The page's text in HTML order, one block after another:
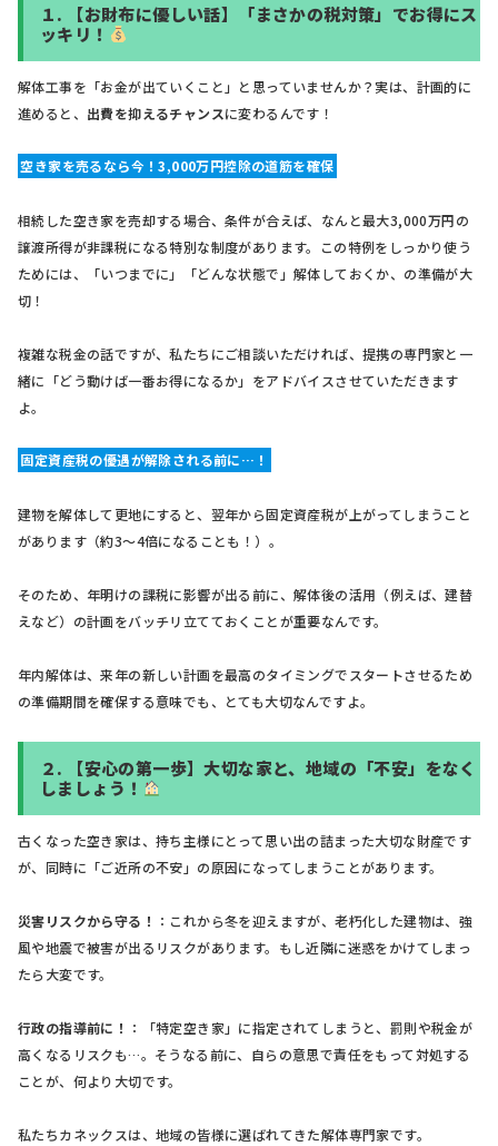
１.
【お財布に優しい話】「まさかの税対策」でお得にス
ッキリ！
解体工事を「お金が出ていくこと」と思っていませんか？実は、計画的に
進めると、 出費を抑えるチャンスに変わるんです！
空き家を売るなら今！3,000万円控除の道筋を確保
相続した空き家を売却する場合、条件が合えば、なんと最大3,000万円の
譲渡所得が非課税になる特別な制度があります。この特例をしっかり使う
ためには、「いつまでに」「どんな状態で」解体しておくか、の準備が大
切！
複雑な税金の話ですが、私たちにご相談いただければ、提携の専門家と一
緒に「どう動けば一番お得になるか」をアドバイスさせていただきます
よ。
固定資産税の優遇が解除される前に…！
建物を解体して更地にすると、翌年から固定資産税が上がってしまうこと
があります（約3～4倍になることも！）。
そのため、年明けの課税に影響が出る前に、解体後の活用（例えば、建替
えなど）の計画をバッチリ立てておくことが重要なんです。
年内解体は、来年の新しい計画を最高のタイミングでスタートさせるため
の準備期間を確保する意味でも、とても大切なんですよ。
２.
【安心の第一歩】大切な家と、地域の「不安」をなく
しましょう！
古くなった空き家は、持ち主様にとって思い出の詰まった大切な財産です
が、同時に「ご近所の不安」の原因になってしまうことがあります。
災害リスクから守る！ ：これから冬を迎えますが、老朽化した建物は、強
風や地震で被害が出るリスクがあります。もし近隣に迷惑をかけてしまっ
たら大変です。
行政の指導前に！ ：「特定空き家」に指定されてしまうと、罰則や税金が
高くなるリスクも…。そうなる前に、自らの意思で責任をもって対処する
ことが、何より大切です。
私たちカネックスは、地域の皆様に選ばれてきた解体専門家です。